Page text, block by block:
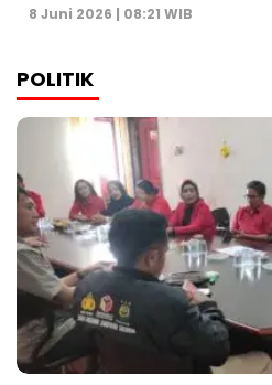
8 Juni 2026 | 08:21 WIB
POLITIK